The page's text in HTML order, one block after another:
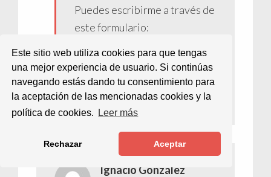
Este sitio web utiliza cookies para que tengas
una mejor experiencia de usuario. Si continúas
navegando estás dando tu consentimiento para
la aceptación de las mencionadas cookies y la
política de cookies.
Leer más
Rechazar Aceptar
Puedes escribirme a través de
este formulario:
o
Responder
Ignacio González